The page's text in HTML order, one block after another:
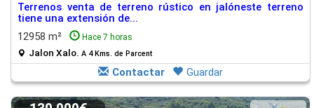
Terrenos venta de terreno rústico en jalóneste terreno
tiene una extensión de...
12958 m²
Hace 7 horas
Jalon Xalo. A 4 Kms. de Parcent
Contactar Guardar